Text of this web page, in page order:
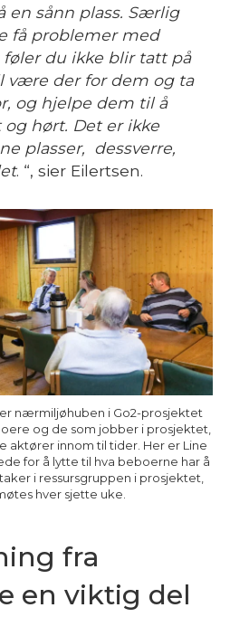
en sånn plass. Særlig
få problemer med
føler du ikke blir tatt på
være der for dem og ta
og hjelpe dem til å
og hørt. Det er ikke
plasser, dessverre,
. “, sier Eilertsen.
nærmiljøhuben i Go2-prosjektet
og de som jobber i prosjektet,
aktører innom til tider. Her er Line
for å lytte til hva beboerne har å
i ressursgruppen i prosjektet,
hver sjette uke.
fra
en viktig del